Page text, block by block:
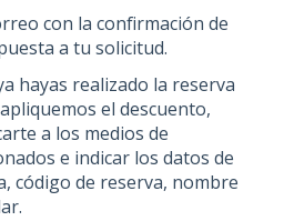
con la confirmación de
a tu solicitud.
hayas realizado la reserva
el descuento,
a los medios de
e indicar los datos de
código de reserva, nombre